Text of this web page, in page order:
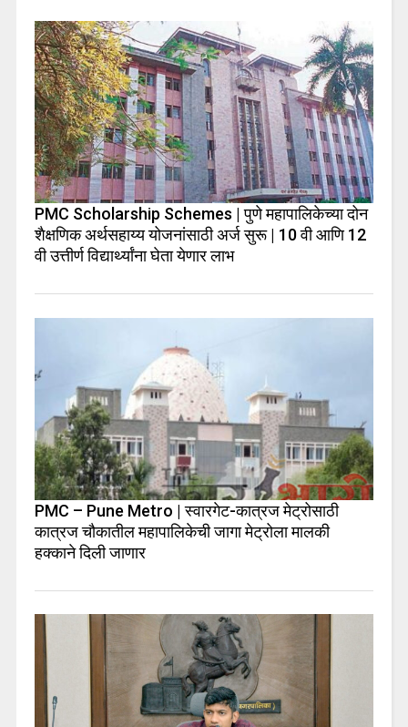
PMC Scholarship Schemes | पुणे महापालिकेच्या दोन
शैक्षणिक अर्थसहाय्य योजनांसाठी अर्ज सुरू | 10 वी आणि 12
वी उत्तीर्ण विद्यार्थ्यांना घेता येणार लाभ
PMC – Pune Metro | स्वारगेट-कात्रज मेट्रोसाठी
कात्रज चौकातील महापालिकेची जागा मेट्रोला मालकी
हक्काने दिली जाणार